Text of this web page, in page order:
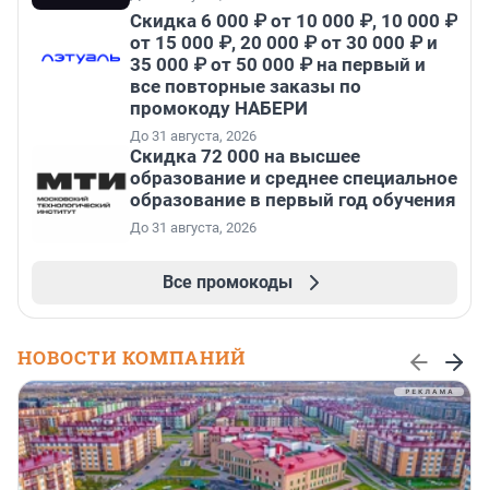
Скидка 6 000 ₽ от 10 000 ₽, 10 000 ₽
от 15 000 ₽, 20 000 ₽ от 30 000 ₽ и
35 000 ₽ от 50 000 ₽ на первый и
все повторные заказы по
промокоду НАБЕРИ
До 31 августа, 2026
Скидка 72 000 на высшее
образование и среднее специальное
образование в первый год обучения
До 31 августа, 2026
Все промокоды
НОВОСТИ КОМПАНИЙ